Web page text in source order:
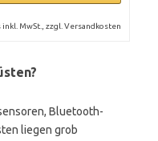
inkl. MwSt., zzgl. Versandkosten
Bluetooth-
liegen grob